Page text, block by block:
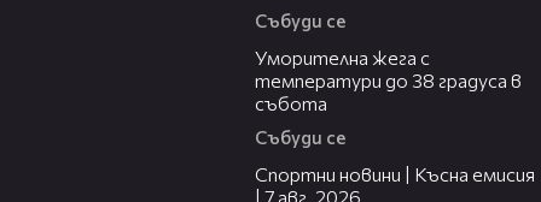
Събуди се
Уморителна жега с
температури до 38 градуса в
събота
Събуди се
Спортни новини | Късна емисия
| 7 авг. 2026